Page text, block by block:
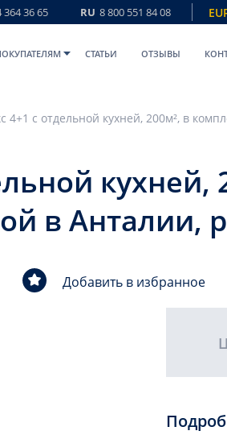
364 36 65 RU 8 800 551 84 08
СТАТЬИ ОТЗЫВЫ
кухней,
в Анталии,
Добавить в избранное